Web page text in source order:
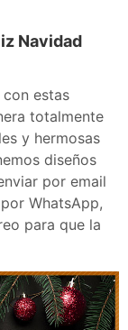
Navidad
estas
totalmente
y hermosas
diseños
por email
WhatsApp,
para que la